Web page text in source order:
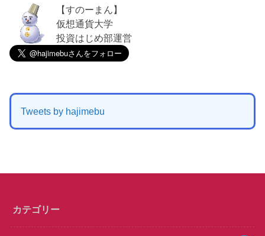
【すのーまん】
仮想通貨大学
投資はじめ部運営
Tweets by hajimebu
カテゴリー